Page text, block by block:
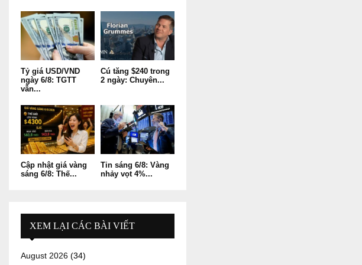
Tỷ giá USD/VND
ngày 6/8: TGTT
vẫn...
Cú tăng $240 trong
2 ngày: Chuyên...
Cập nhật giá vàng
sáng 6/8: Thế...
Tin sáng 6/8: Vàng
nhảy vọt 4%...
XEM LẠI CÁC BÀI VIẾT
August 2026 (34)